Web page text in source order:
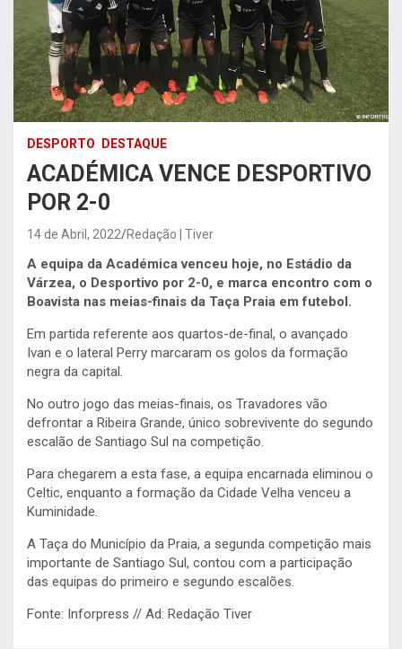
DESPORTO DESTAQUE
ACADÉMICA VENCE DESPORTIVO
POR 2-0
14 de Abril, 2022 Redação | Tiver
A equipa da Académica venceu hoje, no Estádio da
Várzea, o Desportivo por 2-0, e marca encontro com o
Boavista nas meias-finais da Taça Praia em futebol.
Em partida referente aos quartos-de-final, o avançado
Ivan e o lateral Perry marcaram os golos da formação
negra da capital.
No outro jogo das meias-finais, os Travadores vão
defrontar a Ribeira Grande, único sobrevivente do segundo
escalão de Santiago Sul na competição.
Para chegarem a esta fase, a equipa encarnada eliminou o
Celtic, enquanto a formação da Cidade Velha venceu a
Kuminidade.
A Taça do Município da Praia, a segunda competição mais
importante de Santiago Sul, contou com a participação
das equipas do primeiro e segundo escalões.
Fonte: Inforpress // Ad: Redação Tiver